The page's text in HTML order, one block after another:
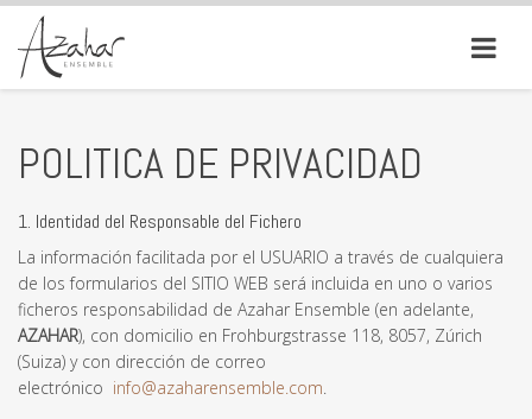
POLITICA DE PRIVACIDAD
1. Identidad del Responsable del Fichero
La información facilitada por el USUARIO a través de cualquiera
de los formularios del SITIO WEB será incluida en uno o varios
ficheros responsabilidad de Azahar Ensemble (en adelante,
AZAHAR), con domicilio en Frohburgstrasse 118, 8057, Zúrich
(Suiza) y con dirección de correo
electrónico info@azaharensemble.com.